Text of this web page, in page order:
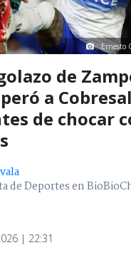
Ernesto
de
a
de chocar
de Deportes en
| 22:31